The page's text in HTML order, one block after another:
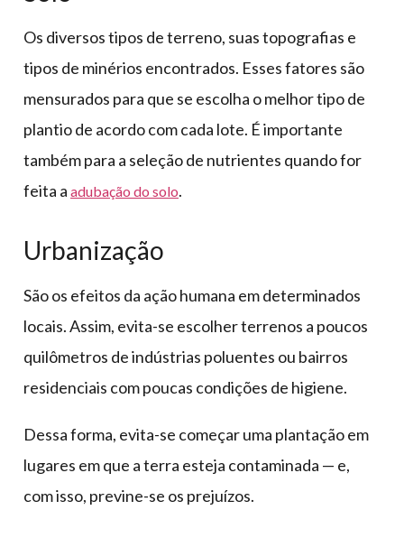
Os diversos tipos de terreno, suas topografias e
tipos de minérios encontrados. Esses fatores são
mensurados para que se escolha o melhor tipo de
plantio de acordo com cada lote. É importante
também para a seleção de nutrientes quando for
feita a adubação do solo.
Urbanização
São os efeitos da ação humana em determinados
locais. Assim, evita-se escolher terrenos a poucos
quilômetros de indústrias poluentes ou bairros
residenciais com poucas condições de higiene.
Dessa forma, evita-se começar uma plantação em
lugares em que a terra esteja contaminada — e,
com isso, previne-se os prejuízos.